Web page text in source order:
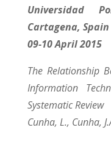
Universidad
Cartagena, Spain
09-10 April 2015
The Relationship
Information
Systematic Review
Cunha, L., Cunha,